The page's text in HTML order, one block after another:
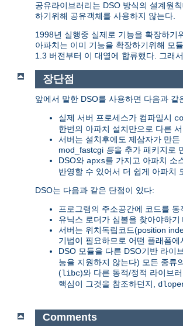
공유라이브러리는 DSO 방식의 설계원
하기위해 공유객체를 사용하지 않는다.
1998년 실행중 실제로 기능을 확장하
아파치는 이미 기능을 확장하기위해 모
1.3 버전부터 이 대열에 합류했다. 그래
장단점
앞에서 말한 DSO를 사용하면 다음과 같
실제 서버 프로세스가 컴파일시
한번의 아파치 설치만으로 다른
서버는 설치후에도 제삼자가 만
mod_fastcgi 등을 추가 패키지로
DSO와 apxs를 가지고 아파치 소
반영할 수 있어서 더 쉽게 아파치
DSO는 다음과 같은 단점이 있다:
프로그램의 주소공간에 코드를
유닉스 로더가 심볼을 찾아야하
서버는 위치독립코드(position
기법이 필요하므로 어떤 플래폼에
DSO 모듈을 다른 DSO기반 라이
능을 지원하지 않는다) 모든 종류
(libc)와 다른 동적/정적 라이브
핵심이 그것을 참조하던지,
Comments